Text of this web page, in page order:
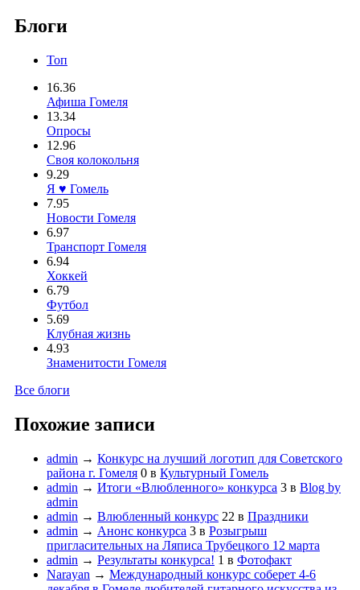
Блоги
Топ
16.36
Афиша Гомеля
13.34
Опросы
12.96
Своя колокольня
9.29
Я ♥ Гомель
7.95
Новости Гомеля
6.97
Транспорт Гомеля
6.94
Хоккей
6.79
Футбол
5.69
Клубная жизнь
4.93
Знаменитости Гомеля
Все блоги
Похожие записи
admin → Конкурс на лучший логотип для Советского
района г. Гомеля 0 в Культурный Гомель
admin → Итоги «Влюбленного» конкурса 3 в Blog by
admin
admin → Влюбленный конкурс 22 в Праздники
admin → Анонс конкурса 3 в Розыгрыш
пригласительных на Ляписа Трубецкого 12 марта
admin → Результаты конкурса! 1 в Фотофакт
Narayan → Международный конкурс соберет 4-6